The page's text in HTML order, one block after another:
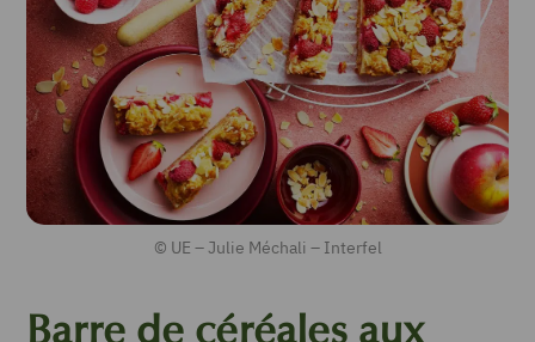
© UE – Julie Méchali – Interfel
Barre de céréales aux